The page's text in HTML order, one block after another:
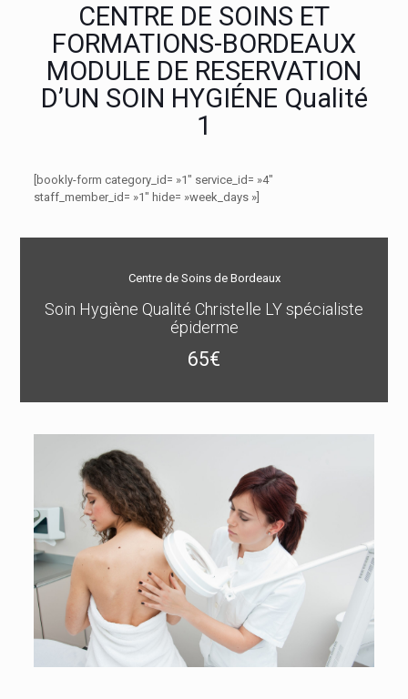
CENTRE DE SOINS ET
FORMATIONS-BORDEAUX
MODULE DE RESERVATION
D’UN SOIN HYGIÉNE Qualité
1
[bookly-form category_id= »1″ service_id= »4″
staff_member_id= »1″ hide= »week_days »]
Centre de Soins de Bordeaux
Soin Hygiène Qualité Christelle LY spécialiste
épiderme
65€